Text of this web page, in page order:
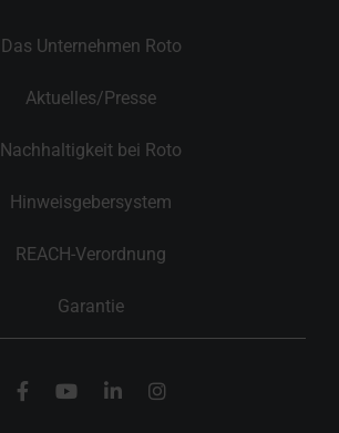
Das Unternehmen Roto
Aktuelles/Presse
Nachhaltigkeit bei Roto
Hinweisgebersystem
REACH-Verordnung
Garantie